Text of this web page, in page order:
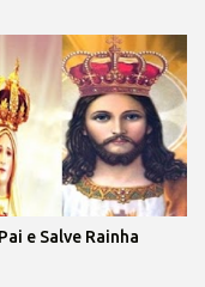
e Salve Rainha